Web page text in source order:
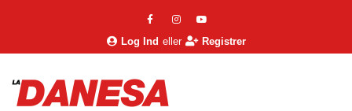
Log Ind eller Registrer